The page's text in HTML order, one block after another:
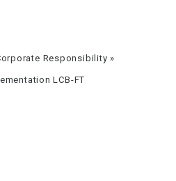
Responsibility »
LCB-FT